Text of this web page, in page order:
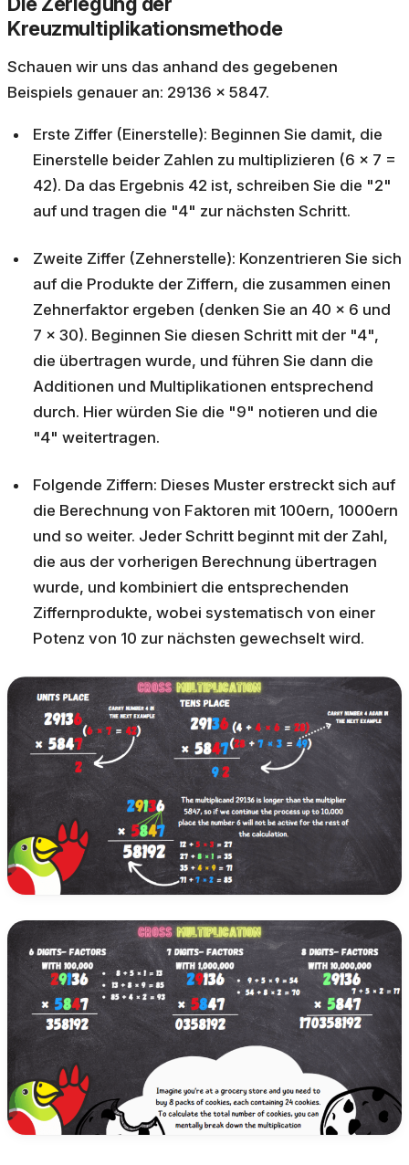
Kreuzmultiplikationsmethode
Schauen wir uns das anhand des gegebenen
Beispiels genauer an: 29136 × 5847.
Erste Ziffer (Einerstelle): Beginnen Sie damit, die
Einerstelle beider Zahlen zu multiplizieren (6 × 7 =
42). Da das Ergebnis 42 ist, schreiben Sie die "2"
auf und tragen die "4" zur nächsten Schritt.
Zweite Ziffer (Zehnerstelle): Konzentrieren Sie sich
auf die Produkte der Ziffern, die zusammen einen
Zehnerfaktor ergeben (denken Sie an 40 × 6 und
7 × 30). Beginnen Sie diesen Schritt mit der "4",
die übertragen wurde, und führen Sie dann die
Additionen und Multiplikationen entsprechend
durch. Hier würden Sie die "9" notieren und die
"4" weitertragen.
Folgende Ziffern: Dieses Muster erstreckt sich auf
die Berechnung von Faktoren mit 100ern, 1000ern
und so weiter. Jeder Schritt beginnt mit der Zahl,
die aus der vorherigen Berechnung übertragen
wurde, und kombiniert die entsprechenden
Ziffernprodukte, wobei systematisch von einer
Potenz von 10 zur nächsten gewechselt wird.